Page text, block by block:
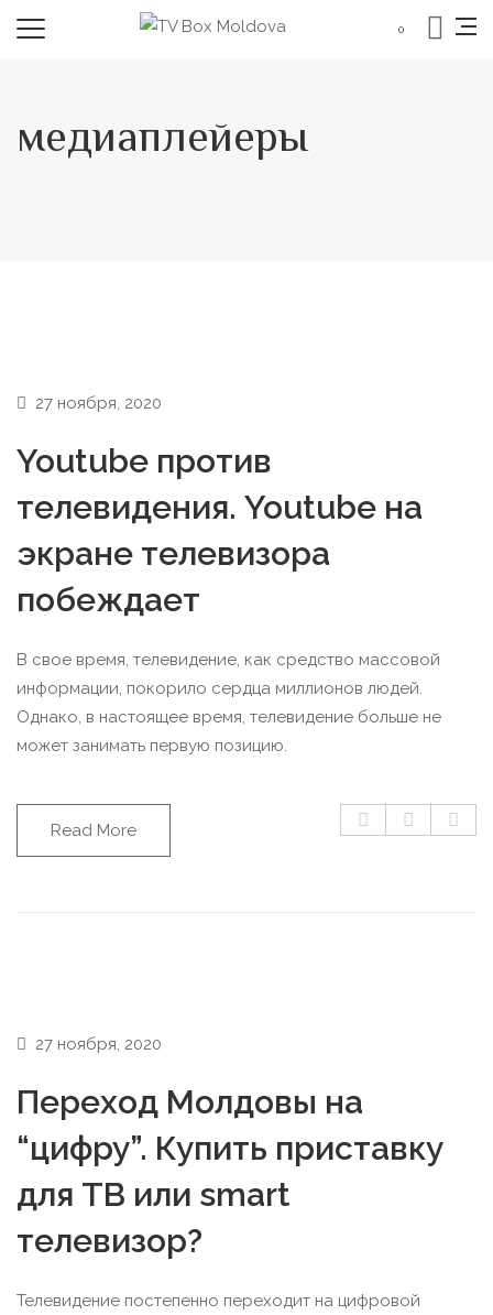
0
медиаплейеры
27 ноября, 2020
Youtube против
телевидения. Youtube на
экране телевизора
побеждает
В свое время, телевидение, как средство массовой
информации, покорило сердца миллионов людей.
Однако, в настоящее время, телевидение больше не
может занимать первую позицию.
Read More
27 ноября, 2020
Переход Молдовы на
“цифру”. Купить приставку
для ТВ или smart
телевизор?
Телевидение постепенно переходит на цифровой